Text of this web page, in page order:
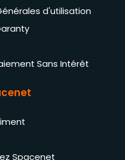
d'utilisation
Sans Intérêt
Spacenet